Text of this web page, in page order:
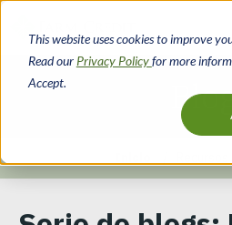
This website uses cookies to improve
Read our Privacy Policyfor more
Accept.
contenido
principal